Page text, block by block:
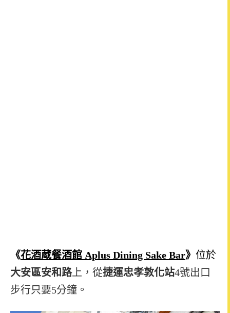
《花酒蔵餐酒館 Aplus Dining Sake Bar》 位於
大安區安和路上，從捷運忠孝敦化站4號出口
步行只要5分鐘。